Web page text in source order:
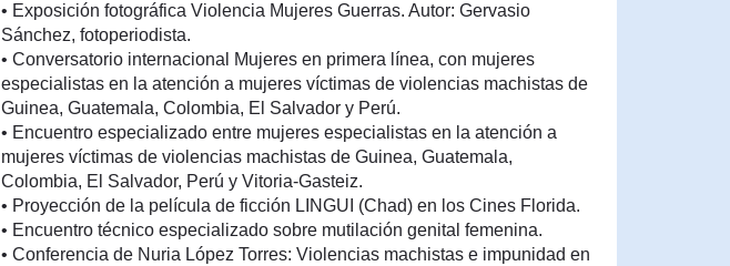
• Exposición fotográfica Violencia Mujeres Guerras. Autor: Gervasio
Sánchez, fotoperiodista.
• Conversatorio internacional Mujeres en primera línea, con mujeres
especialistas en la atención a mujeres víctimas de violencias machistas de
Guinea, Guatemala, Colombia, El Salvador y Perú.
• Encuentro especializado entre mujeres especialistas en la atención a
mujeres víctimas de violencias machistas de Guinea, Guatemala,
Colombia, El Salvador, Perú y Vitoria-Gasteiz.
• Proyección de la película de ficción LINGUI (Chad) en los Cines Florida.
• Encuentro técnico especializado sobre mutilación genital femenina.
• Conferencia de Nuria López Torres: Violencias machistas e impunidad en